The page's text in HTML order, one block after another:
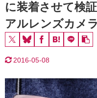
に装着させて検
アルレンズカメ
2016-05-08